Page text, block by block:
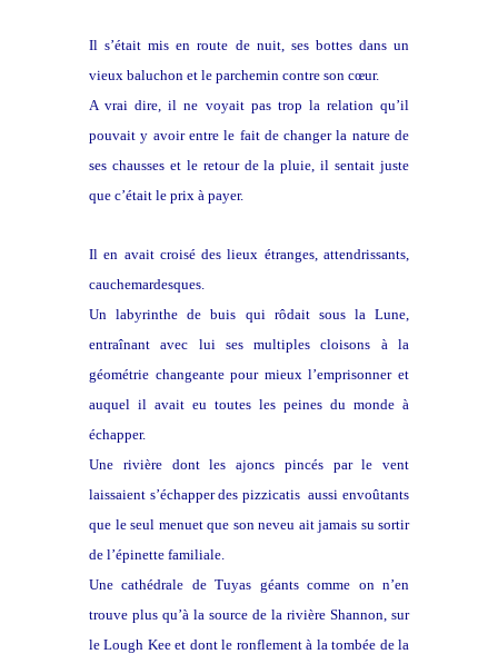
Il s’était mis en route de nuit, ses bottes dans un
vieux baluchon et le parchemin contre son cœur.
A vrai dire, il ne voyait pas trop la relation qu’il
pouvait y avoir entre le fait de changer la nature de
ses chausses et le retour de la pluie, il sentait juste
que c’était le prix à payer.
Il en avait croisé des lieux étranges, attendrissants,
cauchemardesques.
Un labyrinthe de buis qui rôdait sous la Lune,
entraînant avec lui ses multiples cloisons à la
géométrie changeante pour mieux l’emprisonner et
auquel il avait eu toutes les peines du monde à
échapper.
Une rivière dont les ajoncs pincés par le vent
laissaient s’échapper des pizzicatis aussi envoûtants
que le seul menuet que son neveu ait jamais su sortir
de l’épinette familiale.
Une cathédrale de Tuyas géants comme on n’en
trouve plus qu’à la source de la rivière Shannon, sur
le Lough Kee et dont le ronflement à la tombée de la